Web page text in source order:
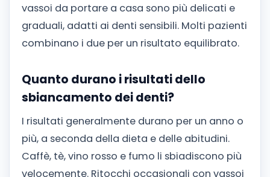
vassoi da portare a casa sono più delicati e
graduali, adatti ai denti sensibili. Molti pazienti
combinano i due per un risultato equilibrato.
Quanto durano i risultati dello
sbiancamento dei denti?
I risultati generalmente durano per un anno o
più, a seconda della dieta e delle abitudini.
Caffè, tè, vino rosso e fumo li sbiadiscono più
velocemente. Ritocchi occasionali con vassoi